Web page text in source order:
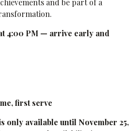
and be part of a
4:00 PM — arrive early and
first serve
only avai​lable until November 25,